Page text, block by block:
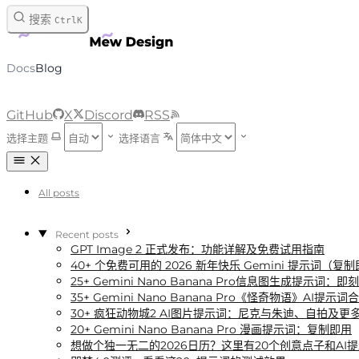
跳转到内容
DocsBlog
搜索 Ctrl K
GitHub X Discord RSS
选择主题 选择语言
All posts
Recent posts
GPT Image 2 正式发布：功能详解及免费试用指南
40+ 个免费可用的 2026 新年快乐 Gemini 提示词（复制
25+ Gemini Nano Banana Pro信息图生成提示词：即
35+ Gemini Nano Banana Pro《怪奇物语》AI提示词
30+ 疯狂动物城2 AI图片提示词：尼克与朱迪、自拍及更
20+ Gemini Nano Banana Pro 漫画提示词：复制即用
想做个独一无二的2026日历？这里有20个创意点子和AI